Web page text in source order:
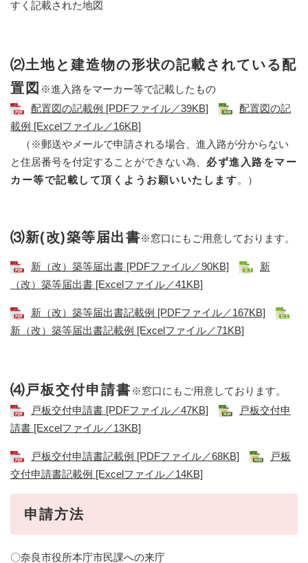
すく記載された地図
⑵土地と建造物の形状の記載されている配
置図 ※進入路をマーカー等で記載したもの
配置図の記載例 [PDFファイル／39KB]
配置図の記
載例 [Excelファイル／16KB]
（※郵送やメールで申請される場合、進入路が分からない
と住居番号を付定することができない為、 必ず進入路をマー
カー等で記載して頂くようお願いいたします。 ）
⑶新(改)築等届出書※窓口にもご用意しております。
新（改）築等届出書 [PDFファイル／90KB]
新
（改）築等届出書 [Excelファイル／41KB]
新（改）築等届出書記載例 [PDFファイル／167KB]
新（改）築等届出書記載例 [Excelファイル／71KB]
⑷戸板交付申請書 ※窓口にもご用意しております。​
戸板交付申請書 [PDFファイル／47KB]
戸板交付申
請書 [Excelファイル／13KB]
戸板交付申請書記載例 [PDFファイル／68KB]
戸板
交付申請書記載例 [Excelファイル／14KB]
申請方法
〇奈良市役所本庁市民課への来庁